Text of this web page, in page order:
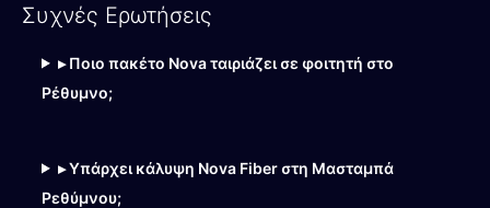
Συχνές Ερωτήσεις
▸ Ποιο πακέτο Nova ταιριάζει σε φοιτητή στο
Ρέθυμνο;
▸ Υπάρχει κάλυψη Nova Fiber στη Μασταμπά
Ρεθύμνου;